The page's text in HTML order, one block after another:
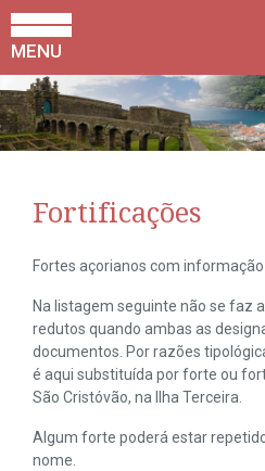
MENU
Fortificações
Fortes açorianos com informação
Na listagem seguinte não se faz
redutos quando ambas as
documentos. Por razões
é aqui substituída por forte ou
São Cristóvão, na Ilha Terceira.
Algum forte poderá estar
nome.